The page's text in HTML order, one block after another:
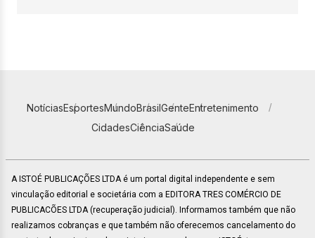
NotíciasEsportesMundoBrasilGenteEntretenimento
CidadesCiênciaSaúde
A ISTOÉ PUBLICAÇÕES LTDA é um portal digital independente e sem
vinculação editorial e societária com a EDITORA TRES COMÉRCIO DE
PUBLICACÕES LTDA (recuperação judicial). Informamos também que não
realizamos cobranças e que também não oferecemos cancelamento do